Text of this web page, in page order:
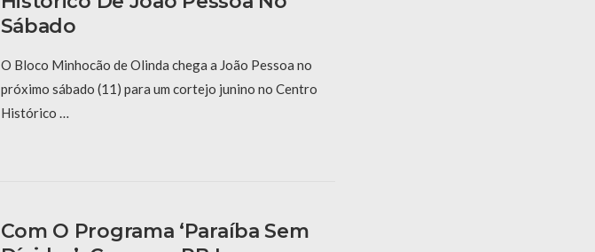
Sábado
O Bloco Minhocão de Olinda chega a João Pessoa no
próximo sábado (11) para um cortejo junino no Centro
Histórico …
Com O Programa ‘Paraíba Sem